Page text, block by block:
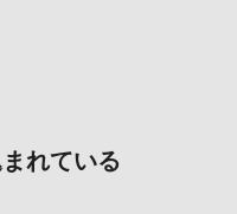
れている